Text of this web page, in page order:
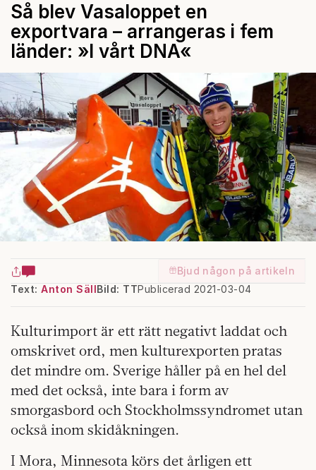
Så blev Vasaloppet en
exportvara – arrangeras i fem
länder: »I vårt DNA«
Bjud någon på artikeln
Text: Anton Säll Publicerad 2021-03-04
Bild: TT
Kulturimport är ett rätt negativt laddat och
omskrivet ord, men kulturexporten pratas
det mindre om. Sverige håller på en hel del
med det också, inte bara i form av
smorgasbord och Stockholmssyndromet utan
också inom skidåkningen.
I Mora, Minnesota körs det årligen ett